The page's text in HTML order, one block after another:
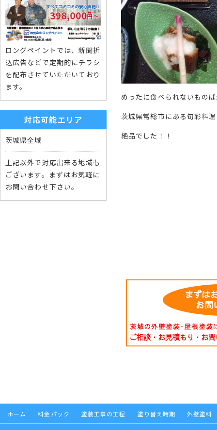
めったに食べられないもの
茨城県常総市にある旬彩料
絶品でした！！
ロングペイントでは、新聞折
込広告などで定期的にチラシ
を配布させていただいており
ます。
対応可能エリア
茨城県全域
上記以外で対応出来る地域も
ございます。まずはお気軽に
お問い合わせ下さい。
ホーム 料金パック 塗装工事の工程 塗り替え時期 外壁塗料